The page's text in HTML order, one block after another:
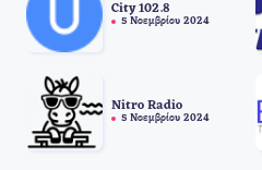
City 102.8
5 Νοεμβρίου 2024
Nitro Radio
5 Νοεμβρίου 2024